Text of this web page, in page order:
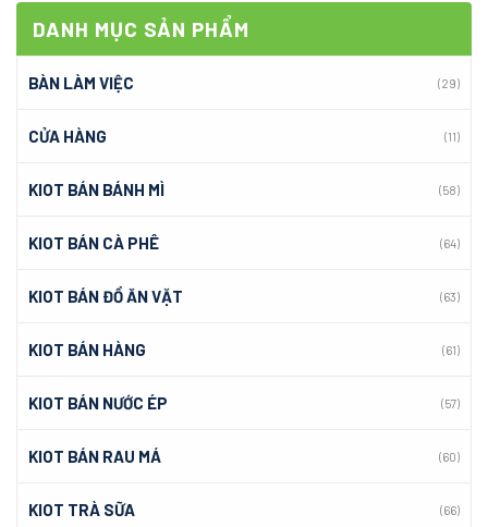
DANH MỤC SẢN PHẨM
BÀN LÀM VIỆC (29)
CỬA HÀNG (11)
KIOT BÁN BÁNH MÌ (58)
KIOT BÁN CÀ PHÊ (64)
KIOT BÁN ĐỒ ĂN VẶT (63)
KIOT BÁN HÀNG (61)
KIOT BÁN NƯỚC ÉP (57)
KIOT BÁN RAU MÁ (60)
KIOT TRÀ SỮA (66)